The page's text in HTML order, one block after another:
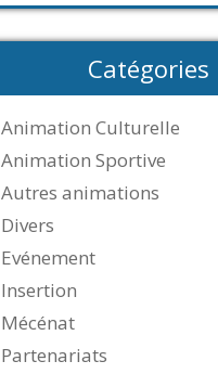
Catégories
Animation Culturelle
Animation Sportive
Autres animations
Divers
Evénement
Insertion
Mécénat
Partenariats